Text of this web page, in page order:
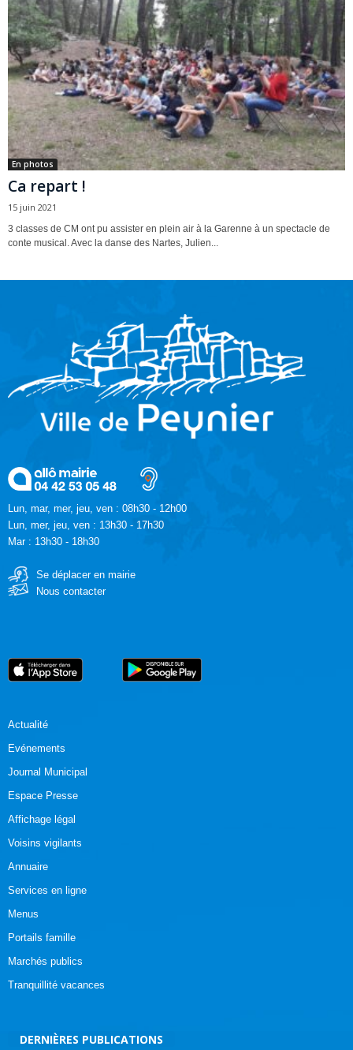
En photos
Ca repart !
15 juin 2021
3 classes de CM ont pu assister en plein air à la Garenne à un spectacle de
conte musical. Avec la danse des Nartes, Julien...
Lun, mar, mer, jeu, ven : 08h30 - 12h00
Lun, mer, jeu, ven : 13h30 - 17h30
Mar : 13h30 - 18h30
Se déplacer en mairie
Nous contacter
Actualité
Evénements
Journal Municipal
Espace Presse
Affichage légal
Voisins vigilants
Annuaire
Services en ligne
Menus
Portails famille
Marchés publics
Tranquillité vacances
DERNIÈRES PUBLICATIONS